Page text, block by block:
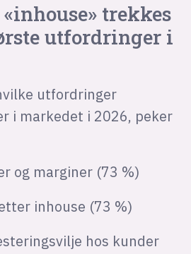
trekkes
utfordringer i
utfordringer
i markedet i 2026, peker
og marginer (73 %)
inhouse (73 %)
hos kunder